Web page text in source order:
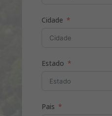
Cidade
Estado
Pais